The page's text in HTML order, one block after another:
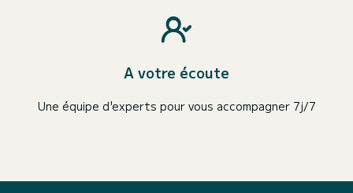
A votre écoute
Une équipe d'experts pour vous accompagner 7j/7